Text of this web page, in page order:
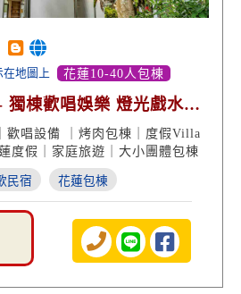
在地圖上 花蓮10-40人包棟
獨棟歡唱娛樂 燈光戲水
歡唱設備 ｜烤肉包棟｜度假Villa
度假｜家庭旅遊｜大小團體包棟
民宿 花蓮包棟